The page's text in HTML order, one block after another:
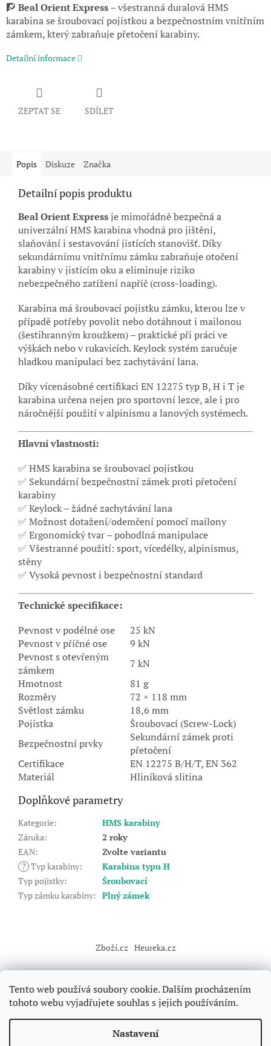
Tento web používá soubory cookie. Dalším procházením
tohoto webu vyjadřujete souhlas s jejich používáním.
Nastavení
🧗 Beal Orient Express –všestranná duralová HMS
karabina se šroubovací pojistkou a bezpečnostním vnitřním
zámkem, který zabraňuje přetočení karabiny.
Detailní informace
ZEPTAT SE SDÍLET
Popis Diskuze Značka
Detailní popis produktu
Beal Orient Expressje mimořádně bezpečná a
univerzální HMS karabina vhodná pro jištění,
slaňování i sestavování jistících stanovišť. Díky
sekundárnímu vnitřnímu zámku zabraňuje otočení
karabiny v jistícím oku a eliminuje riziko
nebezpečného zatížení napříč (cross-loading).
Karabina má šroubovací pojistku zámku, kterou lze v
případě potřeby povolit nebo dotáhnout i mailonou
(šestihranným kroužkem) – praktické při práci ve
výškách nebo v rukavicích. Keylock systém zaručuje
hladkou manipulaci bez zachytávání lana.
Díky vícenásobné certifikaci EN 12275 typ B, H i T je
karabina určena nejen pro sportovní lezce, ale i pro
náročnější použití v alpinismu a lanových systémech.
Hlavní vlastnosti:
✅ HMS karabina se šroubovací pojistkou
✅ Sekundární bezpečnostní zámek proti přetočení
karabiny
✅ Keylock – žádné zachytávání lana
✅ Možnost dotažení/odemčení pomocí mailony
✅ Ergonomický tvar – pohodlná manipulace
✅ Všestranné použití: sport, vícedélky, alpinismus,
stěny
✅ Vysoká pevnost i bezpečnostní standard
Technické specifikace:
Pevnost v podélné ose
25 kN
Pevnost v příčné ose
9 kN
Pevnost s otevřeným
zámkem
7 kN
Hmotnost
81 g
Rozměry
72 × 118 mm
Světlost zámku
18,6 mm
Pojistka
Šroubovací (Screw-Lock)
Bezpečnostní prvky
Sekundární zámek proti
přetočení
Certifikace
EN 12275 B/H/T, EN 362
Materiál
Hliníková slitina
Doplňkové parametry
Kategorie:
HMS karabiny
Záruka:
2 roky
EAN:
Zvolte variantu
? Typ karabiny:
Karabina typu H
Typ pojistky:
Šroubovací
Typ zámku karabiny: Plný zámek
a
Zboží.cz Heureka.cz